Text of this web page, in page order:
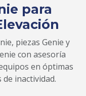
para
piezas Genie y
con asesoría
en óptimas
inactividad.